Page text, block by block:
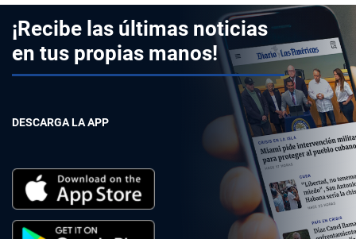
¡Recibe las últimas noticias
en tus propias manos!
DESCARGA LA APP